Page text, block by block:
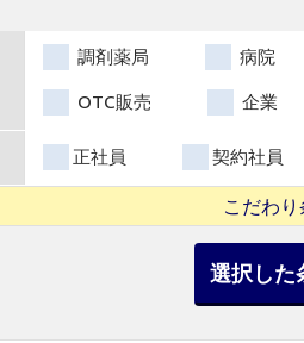
調剤薬局 病院
OTC販売 企業
正社員 契約社員
こだわ
選択した